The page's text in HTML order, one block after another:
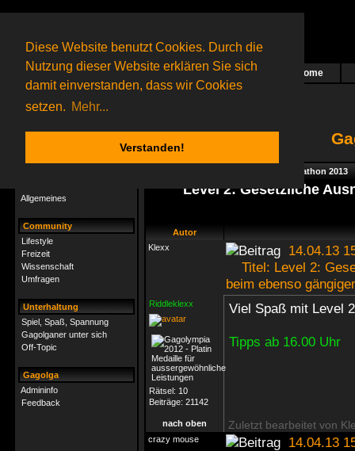
Diese Website benutzt Cookies. Durch die
Nutzung dieser Website erklären Sie sich
damit einverstanden, dass wir Cookies
setzen. Mehr...
Verstanden!
Das nächste Rätsel ist in Arbeit Home
43 Gagolganeronline(0 registrierte und 43 Gäste)
Gagolganer:
9732Rätsel online:
Allgemeines
Community
Lifestyle
Freizeit
Wissenschaft
Umfragen
Unterhaltung
Spiel, Spaß, Spannung
Gagolganer unter sich
Off-Topic
Gagolga
Admininfo
Feedback
Frühlingsmarathon 2013
Level 2: Gesetzliche
Autor
Klexx
14.04.13
Titel: Level 2:
beim ebenso
Riddleklexx
Rätsel: 10
Beiträge: 21142
Viel Spaß mit Level
Tipps ab 16.00 Uhr
nach oben Zuletzt bearbeitet von
crazy mouse 14.04.13